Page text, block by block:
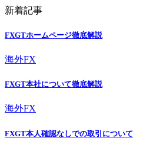
新着記事
FXGTホームページ徹底解説
海外FX
FXGT本社について徹底解説
海外FX
FXGT本人確認なしでの取引について